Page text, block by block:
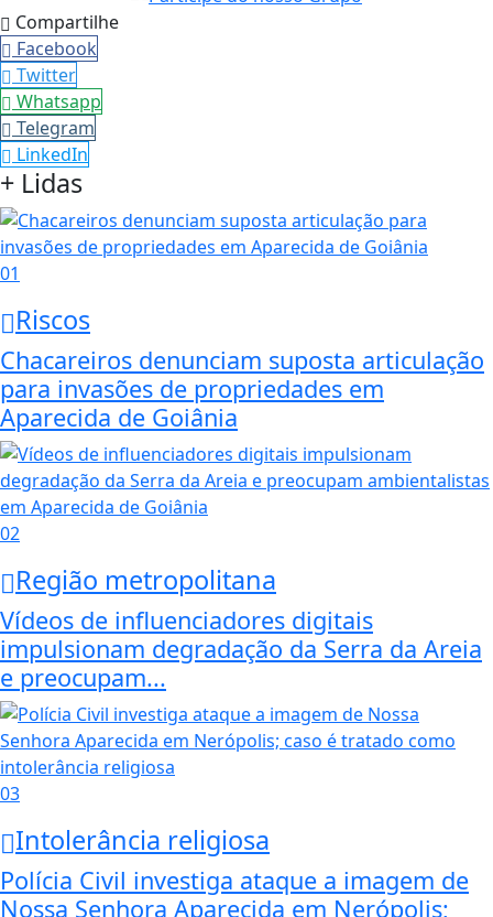
Compartilhe
Facebook
Twitter
Whatsapp
Telegram
LinkedIn
+ Lidas
01
Riscos
Chacareiros denunciam suposta articulação
para invasões de propriedades em
Aparecida de Goiânia
02
Região metropolitana
Vídeos de influenciadores digitais
impulsionam degradação da Serra da Areia
e preocupam...
03
Intolerância religiosa
Polícia Civil investiga ataque a imagem de
Nossa Senhora Aparecida em Nerópolis;